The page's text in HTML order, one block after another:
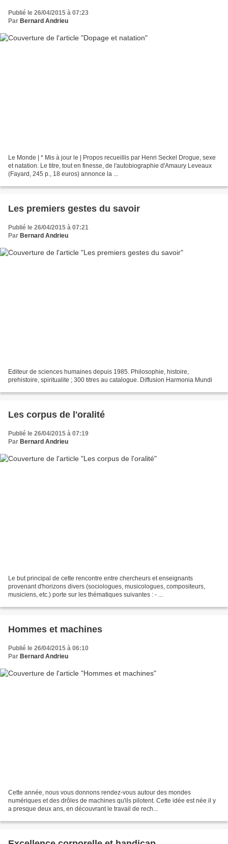
Publié le 26/04/2015 à 07:23
Par Bernard Andrieu
Le Monde | * Mis à jour le | Propos recueillis par Henri Seckel Drogue, sexe
et natation. Le titre, tout en finesse, de l'autobiographie d'Amau­ry Leveaux
(Fayard, 245 p., 18 euros) annonce la ...
Les premiers gestes du savoir
Publié le 26/04/2015 à 07:21
Par Bernard Andrieu
Editeur de sciences humaines depuis 1985. Philosophie, histoire,
prehistoire, spiritualite ; 300 titres au catalogue. Diffusion Harmonia Mundi
Les corpus de l'oralité
Publié le 26/04/2015 à 07:19
Par Bernard Andrieu
Le but principal de cette rencontre entre chercheurs et enseignants
provenant d'horizons divers (sociologues, musicologues, compositeurs,
musiciens, etc.) porte sur les thématiques suivantes : - ...
Hommes et machines
Publié le 26/04/2015 à 06:10
Par Bernard Andrieu
Cette année, nous vous donnons rendez-vous autour des mondes
numériques et des drôles de machines qu'ils pilotent. Cette idée est née il y
a presque deux ans, en découvrant le travail de rech...